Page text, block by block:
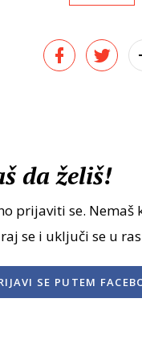
da želiš!
prijaviti se. Nemaš
se i uključi se u
SE PUTEM